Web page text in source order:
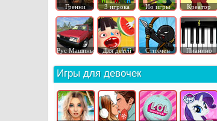
Гренни 3 игрока Ио игры Креатор
Рус Машины Для детей Стикмен Пианино
Игры для девочек